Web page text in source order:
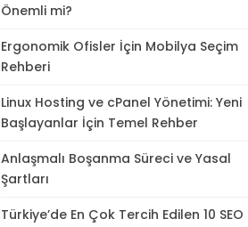
Önemli mi?
Ergonomik Ofisler İçin Mobilya Seçim
Rehberi
Linux Hosting ve cPanel Yönetimi: Yeni
Başlayanlar İçin Temel Rehber
Anlaşmalı Boşanma Süreci ve Yasal
Şartları
Türkiye’de En Çok Tercih Edilen 10 SEO